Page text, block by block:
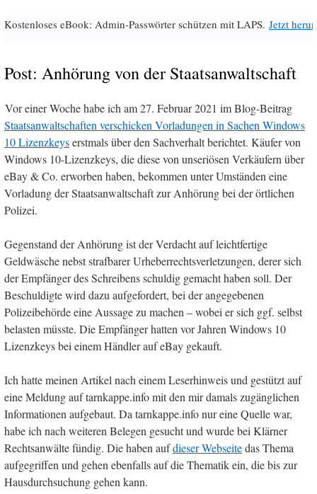
Kostenloses eBook: Admin-Passwörter schützen mit LAPS. Jetzt
Post: Anhörung von der Staatsanwaltschaft
Vor einer Woche habe ich am 27. Februar 2021 im Blog-Beitrag
Staatsanwaltschaften verschicken Vorladungen in Sachen Windows
10 Lizenzkeyserstmals über den Sachverhalt berichtet. Käufer von
Windows 10-Lizenzkeys, die diese von unseriösen Verkäufern über
eBay & Co. erworben haben, bekommen unter Umständen eine
Vorladung der Staatsanwaltschaft zur Anhörung bei der örtlichen
Polizei.
Gegenstand der Anhörung ist der Verdacht auf leichtfertige
Geldwäsche nebst strafbarer Urheberrechtsverletzungen, derer sich
der Empfänger des Schreibens schuldig gemacht haben soll. Der
Beschuldigte wird dazu aufgefordert, bei der angegebenen
Polizeibehörde eine Aussage zu machen – wobei er sich ggf. selbst
belasten müsste. Die Empfänger hatten vor Jahren Windows 10
Lizenzkeys bei einem Händler auf eBay gekauft.
Ich hatte meinen Artikel nach einem Leserhinweis und gestützt auf
eine Meldung auf tarnkappe.info mit den mir damals zugänglichen
Informationen aufgebaut. Da tarnkappe.info nur eine Quelle war,
habe ich nach weiteren Belegen gesucht und wurde bei Klärner
Rechtsanwälte fündig. Die haben aufdieser Webseitedas Thema
aufgegriffen und gehen ebenfalls auf die Thematik ein, die bis zur
Hausdurchsuchung gehen kann.